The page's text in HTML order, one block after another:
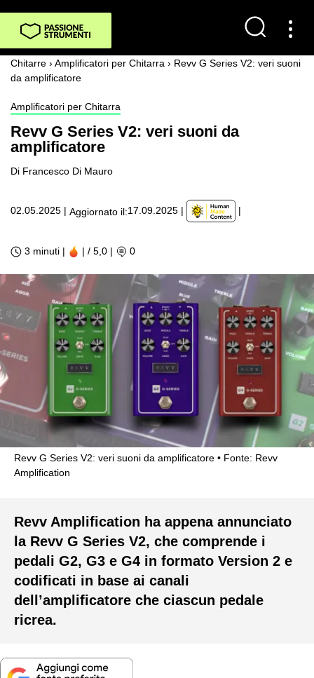
Chitarre › Amplificatori per Chitarra › Revv G Series V2: veri suoni
da amplificatore
Amplificatori per Chitarra
Revv G Series V2: veri suoni da
amplificatore
Di Francesco Di Mauro
02.05.2025 | Aggiornato il:17.09.2025 | |
3 minuti | | / 5,0 | 0
Revv G Series V2: veri suoni da amplificatore
Fonte: Revv
Amplification
Revv Amplification ha appena annunciato
la Revv G Series V2, che comprende i
pedali G2, G3 e G4 in formato Version 2 e
codificati in base ai canali
dell’amplificatore che ciascun pedale
ricrea.